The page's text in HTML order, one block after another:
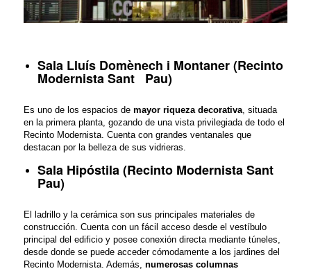
Sala Lluís Domènech i Montaner (Recinto
Modernista Sant Pau)
Es uno de los espacios de mayor riqueza decorativa, situada
en la primera planta, gozando de una vista privilegiada de todo el
Recinto Modernista. Cuenta con grandes ventanales que
destacan por la belleza de sus vidrieras.
Sala Hipóstila (Recinto Modernista Sant
Pau)
El ladrillo y la cerámica son sus principales materiales de
construcción. Cuenta con un fácil acceso desde el vestíbulo
principal del edificio y posee conexión directa mediante túneles,
desde donde se puede acceder cómodamente a los jardines del
Recinto Modernista. Además, numerosas columnas